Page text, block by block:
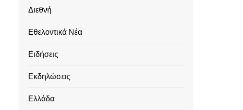
Διεθνή
Εθελοντικά Νέα
Ειδήσεις
Εκδηλώσεις
Ελλάδα